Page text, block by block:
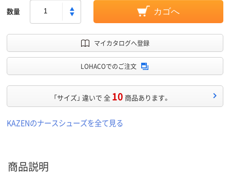
数量 カゴへ
マイカタログへ登録
LOHACOでのご注文
「サイズ」 違いで 全 10 商品あります。
KAZENのナースシューズを全て見る
商品説明